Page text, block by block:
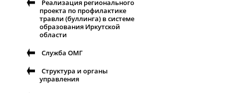
Реализация регионального
проекта по профилактике
травли (буллинга) в системе
образования Иркутской
области
Служба ОМГ
Структура и органы
управления